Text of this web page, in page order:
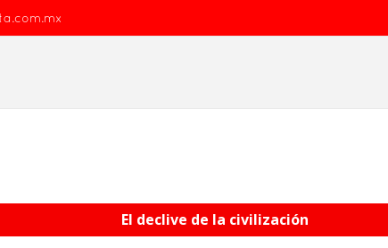
El declive de la civilización